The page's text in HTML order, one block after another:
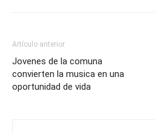
Artículo anterior
Jovenes de la comuna
convierten la musica en una
oportunidad de vida